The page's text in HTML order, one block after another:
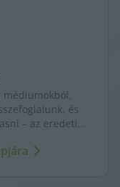
médiumokból,
és
– az eredeti